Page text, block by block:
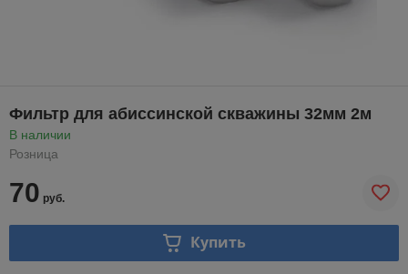
Фильтр для абиссинской скважины 32мм 2м
В наличии
Розница
70 руб.
Купить